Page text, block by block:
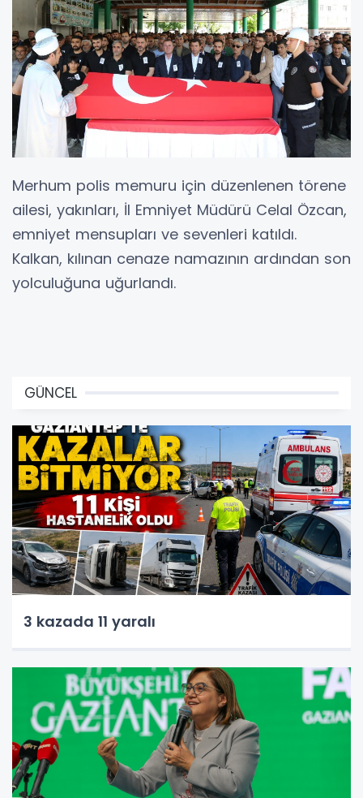
Merhum polis memuru için düzenlenen törene
ailesi, yakınları, İl Emniyet Müdürü Celal Özcan,
emniyet mensupları ve sevenleri katıldı.
Kalkan, kılınan cenaze namazının ardından son
yolculuğuna uğurlandı.
GÜNCEL
3 kazada 11 yaralı